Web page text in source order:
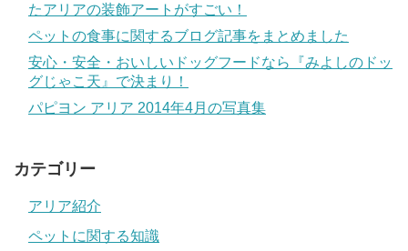
たアリアの装飾アートがすごい！
ペットの食事に関するブログ記事をまとめました
安心・安全・おいしいドッグフードなら『みよしのドッ
グじゃこ天』で決まり！
パピヨン アリア 2014年4月の写真集
カテゴリー
アリア紹介
ペットに関する知識